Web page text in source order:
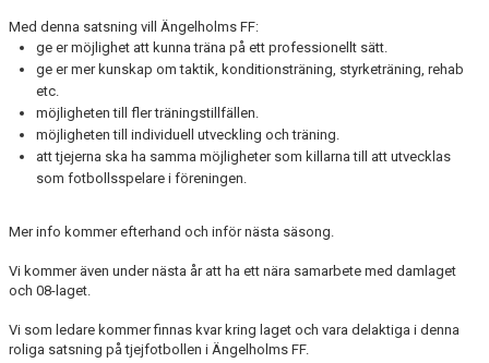
Med denna satsning vill Ängelholms FF:
ge er möjlighet att kunna träna på ett professionellt sätt.
ge er mer kunskap om taktik, konditionsträning, styrketräning, rehab
etc.
möjligheten till fler träningstillfällen.
möjligheten till individuell utveckling och träning.
att tjejerna ska ha samma möjligheter som killarna till att utvecklas
som fotbollsspelare i föreningen.
Mer info kommer efterhand och inför nästa säsong.
Vi kommer även under nästa år att ha ett nära samarbete med damlaget
och 08-laget.
Vi som ledare kommer finnas kvar kring laget och vara delaktiga i denna
roliga satsning på tjejfotbollen i Ängelholms FF.